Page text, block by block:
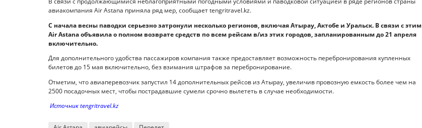
авиакомпания Air Astana приняла ряд мер, сообщает tengritravel.kz.
С начала весны паводки серьезно затронули несколько регионов, включая Атырау, Актобе и Уральск. В связи с этим
Air Astana объявила о полном возврате средств по всем рейсам в/из этих городов, запланированным до 21 апреля
включительно.
Для дополнительного удобства пассажиров компания также предоставляет возможность перебронирования купленных
билетов до 15 мая включительно, без взимания штрафов за перебронирование.
Отметим, что авиаперевозчик запустил 14 дополнительных рейсов из Атырау, увеличив провозную емкость более чем на
2500 посадочных мест, чтобы пострадавшие сумели срочно вылететь в случае необходимости.
Источник tengritravel.kz